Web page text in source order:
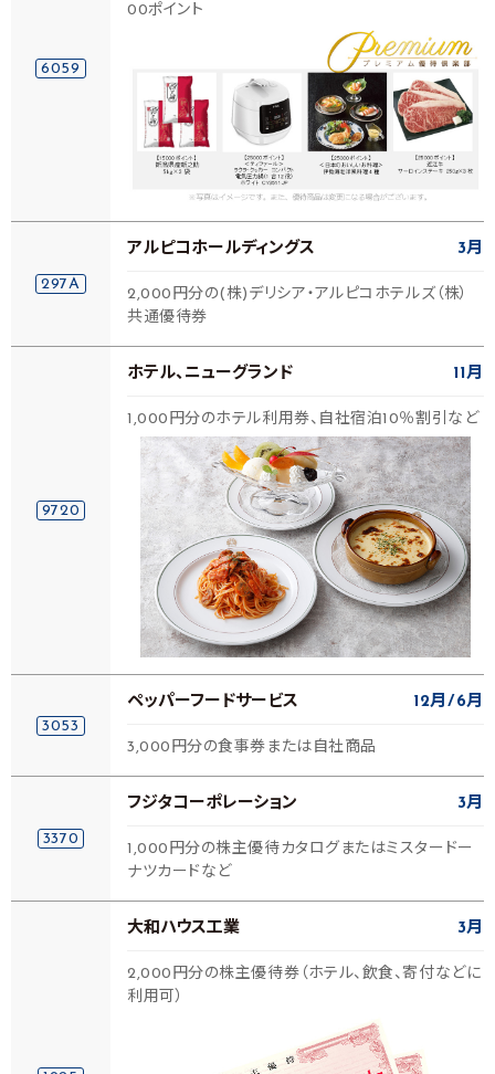
6059
00ポイント
297A
アルピコホールディングス 3月
2,000円分の(株)デリシア・アルピコホテルズ（株）
共通優待券
9720
ホテル、ニューグランド 11月
1,000円分のホテル利用券、自社宿泊10％割引など
3053
ペッパーフードサービス 12月 6月
3,000円分の食事券または自社商品
3370
フジタコーポレーション 3月
1,000円分の株主優待カタログまたはミスタードー
ナツカードなど
大和ハウス工業 3月
2,000円分の株主優待券（ホテル、飲食、寄付などに
利用可）